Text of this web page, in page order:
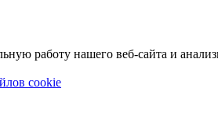
работу нашего веб-сайта и
cookie